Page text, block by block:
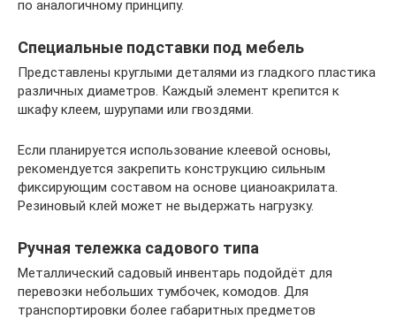
по аналогичному принципу.
Специальные подставки под мебель
Представлены круглыми деталями из гладкого пластика
различных диаметров. Каждый элемент крепится к
шкафу клеем, шурупами или гвоздями.
Если планируется использование клеевой основы,
рекомендуется закрепить конструкцию сильным
фиксирующим составом на основе цианоакрилата.
Резиновый клей может не выдержать нагрузку.
Ручная тележка садового типа
Металлический садовый инвентарь подойдёт для
перевозки небольших тумбочек, комодов. Для
транспортировки более габаритных предметов